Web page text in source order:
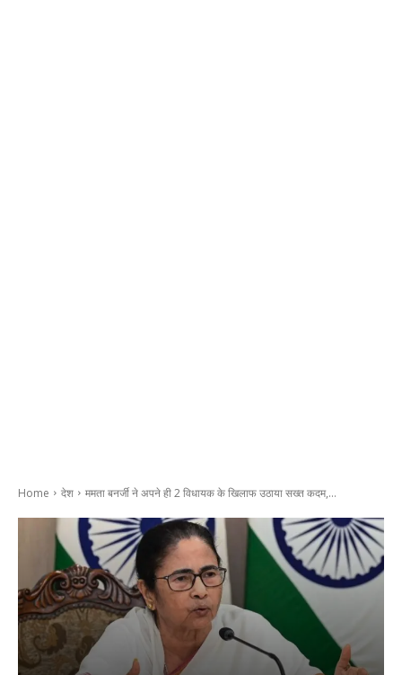
Home देश ममता बनर्जी ने अपने ही 2 विधायक के खिलाफ उठाया सख्त कदम,...